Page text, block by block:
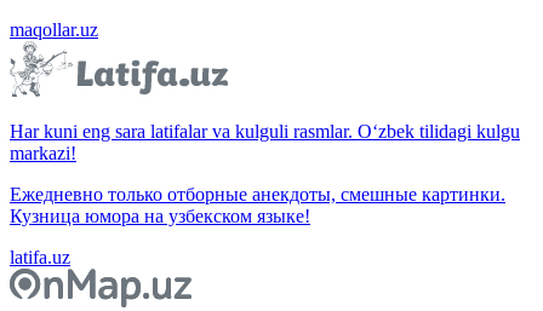
maqollar.uz
Har kuni eng sara latifalar va kulguli rasmlar. O‘zbek tilidagi kulgu
markazi!
Ежедневно только отборные анекдоты, смешные картинки.
Кузница юмора на узбекском языке!
latifa.uz